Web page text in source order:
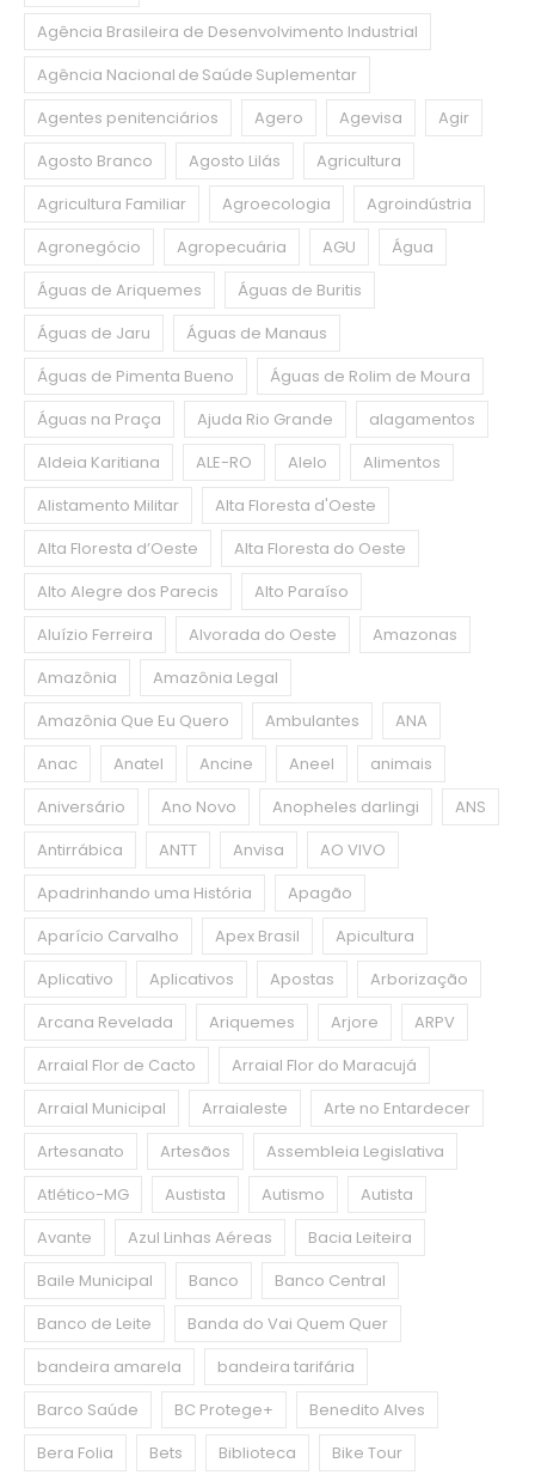
Agência Brasileira de Desenvolvimento Industrial
Agência Nacional de Saúde Suplementar
Agentes penitenciários
Agero Agevisa
Agir
Agosto Branco
Agosto Lilás
Agricultura
Agricultura Familiar
Agroecologia
Agroindústria
Agronegócio
Agropecuária AGU
Água
Águas de Ariquemes
Águas de Buritis
Águas de Jaru
Águas de Manaus
Águas de Pimenta Bueno
Águas de Rolim de Moura
Águas na Praça
Ajuda Rio Grande
alagamentos
Aldeia Karitiana
ALE-RO Alelo
Alimentos
Alistamento Militar
Alta Floresta d'Oeste
Alta Floresta d’Oeste
Alta Floresta do Oeste
Alto Alegre dos Parecis
Alto Paraíso
Aluízio Ferreira
Alvorada do Oeste
Amazonas
Amazônia
Amazônia Legal
Amazônia Que Eu Quero
Ambulantes
ANA
Anac
Anatel Ancine Aneel
animais
Aniversário
Ano Novo Anopheles darlingi
ANS
Antirrábica
ANTT Anvisa
AO VIVO
Apadrinhando uma História
Apagão
Aparício Carvalho
Apex Brasil
Apicultura
Aplicativo
Aplicativos Apostas
Arborização
Arcana Revelada
Ariquemes Arjore
ARPV
Arraial Flor de Cacto
Arraial Flor do Maracujá
Arraial Municipal
Arraialeste
Arte no Entardecer
Artesanato
Artesãos
Assembleia Legislativa
Atlético-MG
Austista Autismo
Autista
Avante
Azul Linhas Aéreas
Bacia Leiteira
Baile Municipal
Banco
Banco Central
Banco de Leite
Banda do Vai Quem Quer
bandeira amarela
bandeira tarifária
Barco Saúde
BC Protege+
Benedito Alves
Bera Folia
Bets Biblioteca
Bike Tour